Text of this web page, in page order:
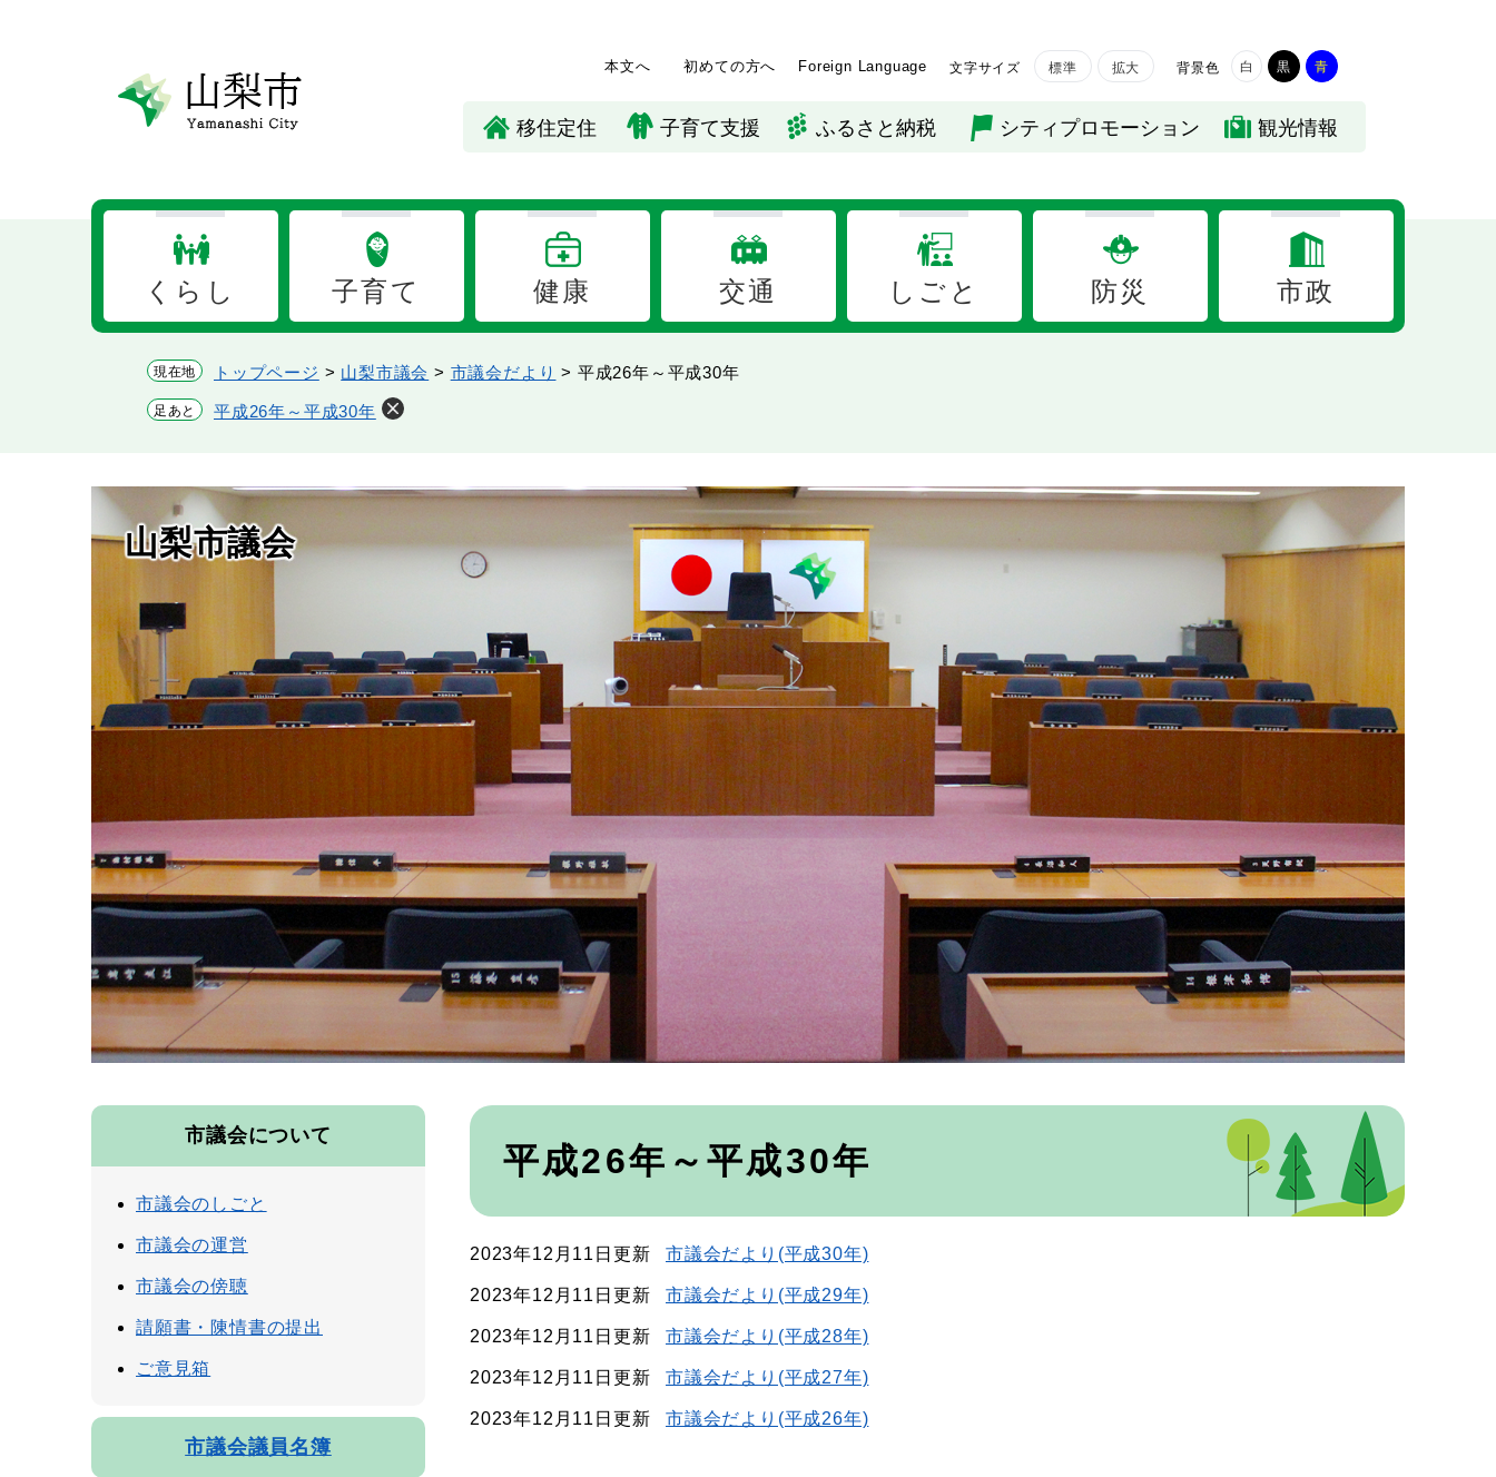
本文へ 初めての方へ Foreign Language 文字サイズ 標準 拡大 背景色 白 黒 青
移住定住 子育て支援 ふるさと納税 シティプロモーション 観光情報
くらし 子育て 健康 交通 しごと 防災 市政
現在地 トップページ > 山梨市議会 > 市議会だより > 平成26年～平成30年
足あと 平成26年～平成30年
山梨市議会
本
平成26年～平成30年
2023年12月11日更新 市議会だより(平成30年)
2023年12月11日更新 市議会だより(平成29年)
2023年12月11日更新 市議会だより(平成28年)
2023年12月11日更新 市議会だより(平成27年)
2023年12月11日更新 市議会だより(平成26年)
市議会について
市議会のしごと
市議会の運営
市議会の傍聴
請願書・陳情書の提出
ご意見箱
市議会議員名簿